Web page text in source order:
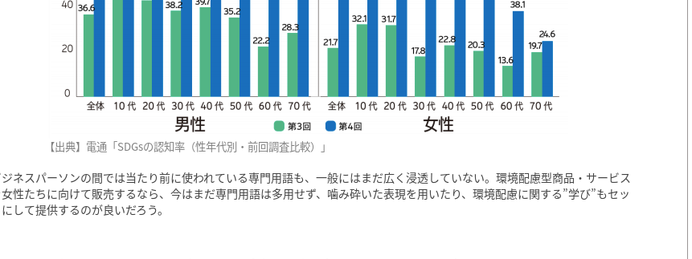
【出典】電通「SDGsの認知率（性年代別・前回調査比較）」
ジネスパーソンの間では当たり前に使われている専門用語も、一般にはまだ広く浸透していない。環境配慮型商品・サービス
性たちに向けて販売するなら、今はまだ専門用語は多用せず、噛み砕いた表現を用いたり、環境配慮に関する”学び”もセッ
にして提供するのが良いだろう。